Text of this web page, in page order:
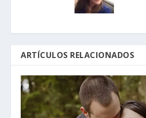
ARTÍCULOS RELACIONADOS